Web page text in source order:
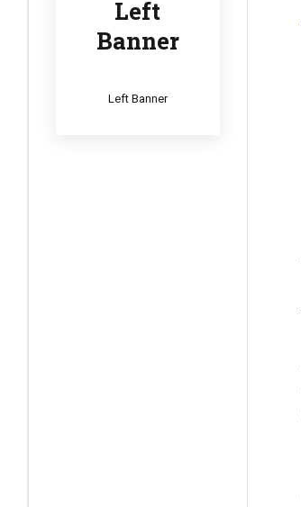
Left
Banner
Left Banner